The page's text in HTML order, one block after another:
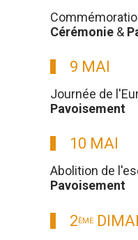
Cérémonie &
9 MAI
Journée de
Pavoisement
10 MAI
Abolition de
Pavoisement
2ÈME